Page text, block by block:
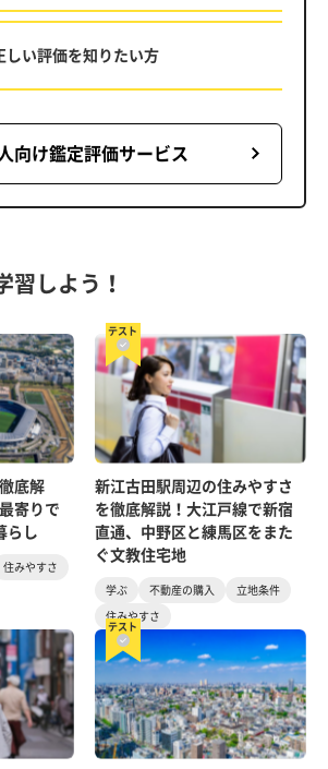
しい評価を知りたい方
向け鑑定評価サービス
習しよう！
底解
寄りで
らし
住みやすさ
テスト
新江古田駅周辺の住みやすさ
を徹底解説！大江戸線で新宿
直通、中野区と練馬区をまた
ぐ文教住宅地
学ぶ 不動産の購入
立地条件
住みやすさ
テスト